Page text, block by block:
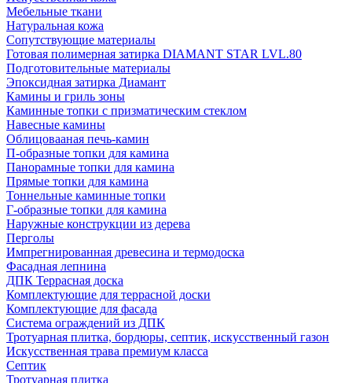
Мебельные ткани
Натуральная кожа
Сопутствующие материалы
Готовая полимерная затирка DIAMANT STAR LVL.80
Подготовительные материалы
Эпоксидная затирка Диамант
Камины и гриль зоны
Каминные топки с призматическим стеклом
Навесные камины
Облицовааная печь-камин
П-образные топки для камина
Панорамные топки для камина
Прямые топки для камина
Тоннельные каминные топки
Г-образные топки для камина
Наружные конструкции из дерева
Перголы
Импрегнированная древесина и термодоска
Фасадная лепнина
ДПК Террасная доска
Комплектующие для террасной доски
Комплектующие для фасада
Система ограждений из ДПК
Тротуарная плитка, бордюры, септик, искусственный газон
Искусственная трава премиум класса
Септик
Тротуарная плитка